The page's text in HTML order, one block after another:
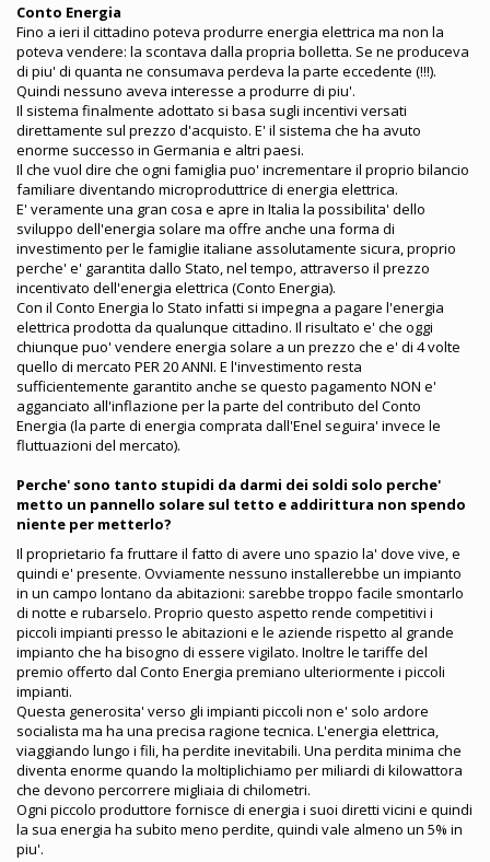
Conto Energia
Fino a ieri il cittadino poteva produrre energia elettrica ma non la
poteva vendere: la scontava dalla propria bolletta. Se ne produceva
di piu' di quanta ne consumava perdeva la parte eccedente (!!!).
Quindi nessuno aveva interesse a produrre di piu'.
Il sistema finalmente adottato si basa sugli incentivi versati
direttamente sul prezzo d'acquisto. E' il sistema che ha avuto
enorme successo in Germania e altri paesi.
Il che vuol dire che ogni famiglia puo' incrementare il proprio bilancio
familiare diventando microproduttrice di energia elettrica.
E' veramente una gran cosa e apre in Italia la possibilita' dello
sviluppo dell'energia solare ma offre anche una forma di
investimento per le famiglie italiane assolutamente sicura, proprio
perche' e' garantita dallo Stato, nel tempo, attraverso il prezzo
incentivato dell'energia elettrica (Conto Energia).
Con il Conto Energia lo Stato infatti si impegna a pagare l'energia
elettrica prodotta da qualunque cittadino. Il risultato e' che oggi
chiunque puo' vendere energia solare a un prezzo che e' di 4 volte
quello di mercato PER 20 ANNI. E l'investimento resta
sufficientemente garantito anche se questo pagamento NON e'
agganciato all'inflazione per la parte del contributo del Conto
Energia (la parte di energia comprata dall'Enel seguira' invece le
fluttuazioni del mercato).
Perche' sono tanto stupidi da darmi dei soldi solo perche'
metto un pannello solare sul tetto e addirittura non spendo
niente per metterlo?
Il proprietario fa fruttare il fatto di avere uno spazio la' dove vive, e
quindi e' presente. Ovviamente nessuno installerebbe un impianto
in un campo lontano da abitazioni: sarebbe troppo facile smontarlo
di notte e rubarselo. Proprio questo aspetto rende competitivi i
piccoli impianti presso le abitazioni e le aziende rispetto al grande
impianto che ha bisogno di essere vigilato. Inoltre le tariffe del
premio offerto dal Conto Energia premiano ulteriormente i piccoli
impianti.
Questa generosita' verso gli impianti piccoli non e' solo ardore
socialista ma ha una precisa ragione tecnica. L'energia elettrica,
viaggiando lungo i fili, ha perdite inevitabili. Una perdita minima che
diventa enorme quando la moltiplichiamo per miliardi di kilowattora
che devono percorrere migliaia di chilometri.
Ogni piccolo produttore fornisce di energia i suoi diretti vicini e quindi
la sua energia ha subito meno perdite, quindi vale almeno un 5% in
piu'.